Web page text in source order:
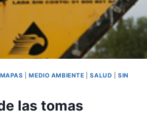
MAPAS |MEDIO AMBIENTE |SALUD |SIN
las tomas